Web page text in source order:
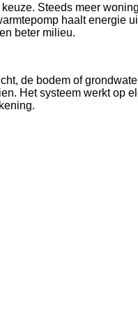
Steeds meer
haalt energie
beter milieu.
de bodem of
Het systeem werkt op